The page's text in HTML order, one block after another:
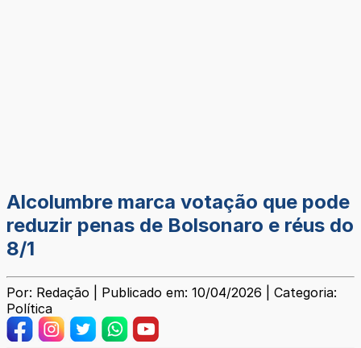
Alcolumbre marca votação que pode
reduzir penas de Bolsonaro e réus do
8/1
Por: Redação | Publicado em: 10/04/2026 | Categoria:
Política